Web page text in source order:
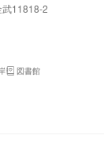
11818-2
図書館